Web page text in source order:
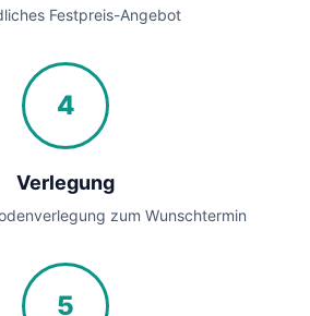
Festpreis-Angebot
4
Verlegung
zum Wunschtermin
5